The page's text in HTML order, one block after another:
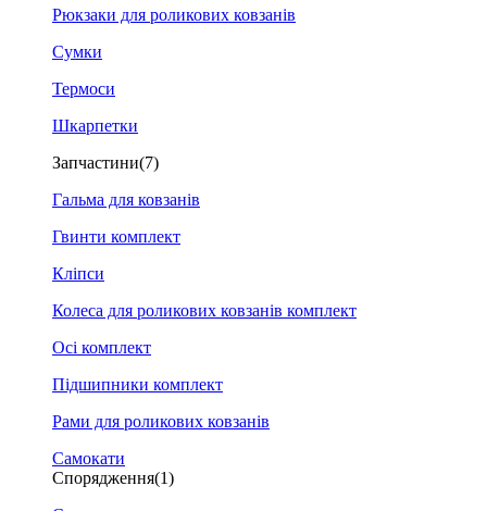
Рюкзаки для роликових ковзанів
Сумки
Термоси
Шкарпетки
Запчастини(7)
Гальма для ковзанів
Гвинти комплект
Кліпси
Колеса для роликових ковзанів комплект
Осі комплект
Підшипники комплект
Рами для роликових ковзанів
Самокати
Спорядження(1)